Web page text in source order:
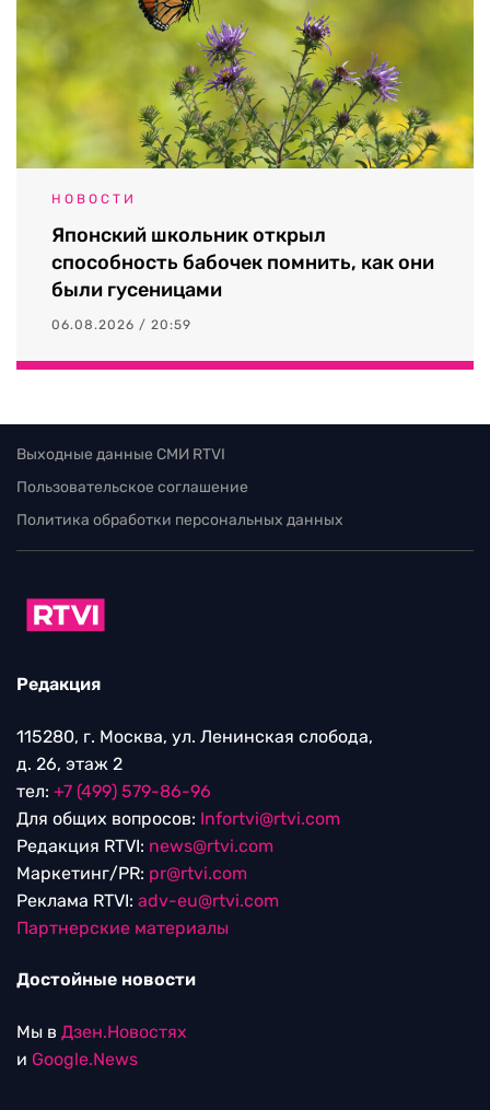
НОВОСТИ
Японский школьник открыл
способность бабочек помнить, как они
были гусеницами
06.08.2026 / 20:59
Выходные данные СМИ RTVI
Пользовательское соглашение
Политика обработки персональных данных
Редакция
115280, г. Москва, ул. Ленинская слобода,
д. 26, этаж 2
тел: +7 (499) 579-86-96
Для общих вопросов: Infortvi@rtvi.com
Редакция RTVI: news@rtvi.com
Маркетинг/PR: pr@rtvi.com
Реклама RTVI: adv-eu@rtvi.com
Партнерские материалы
Достойные новости
Мы в Дзен.Новостях
и Google.News